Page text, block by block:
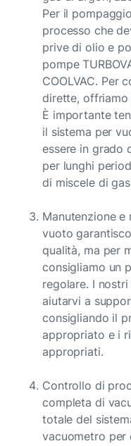
Per il
processo che
prive di olio e
pompe
COOLVAC. Per
dirette, offriamo
È importante
il sistema per
essere in grado
per lunghi
di miscele di
Manutenzione
vuoto
qualità, ma per
consigliamo un
regolare. I
aiutarvi a
consigliando il
appropriato e i
appropriati.
Controllo di
completa di
totale del
vacuometro per